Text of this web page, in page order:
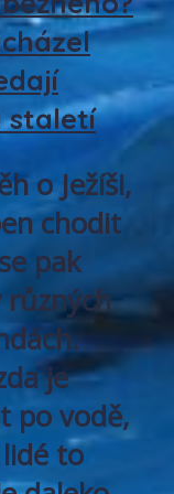
staletí
o Ježíši,
chodit
pak
je
po vodě,
to